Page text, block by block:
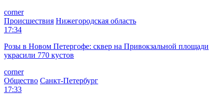
corner
Происшествия Нижегородская область
17:34
Розы в Новом Петергофе: сквер на Привокзальной площади
украсили 770 кустов
corner
Общество Санкт-Петербург
17:33